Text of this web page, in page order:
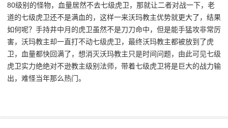
80级别的怪物，血量居然不去七级虎卫，那就让二者对战一下，老
道的七级虎卫还不是满血的，这样一来沃玛教主优势就更大了，结果
如何呢？手持井中月的虎卫虽然不是刀刀命中，但是能手猛攻非常厉
害，沃玛教主却一直打不动七级虎卫，最终沃玛教主都被放到了虎
卫，血量都快回满了，想消灭沃玛教主只是时间问题，由此可见七级
虎卫实力绝绝对不逊教主级别法师，带着七级虎卫将是巨大的战力输
出，难怪当年那么热门。